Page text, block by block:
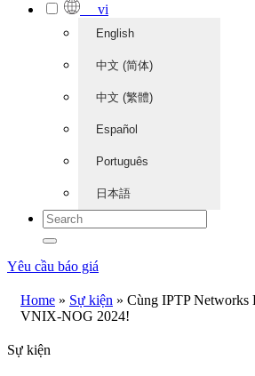
vi
English
中文 (简体)
中文 (繁體)
Español
Português
日本語
Yêu cầu báo giá
Home » Sự kiện » Cùng IPTP Networks
VNIX-NOG 2024!
Sự kiện